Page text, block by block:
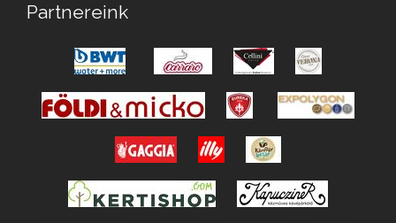
Partnereink